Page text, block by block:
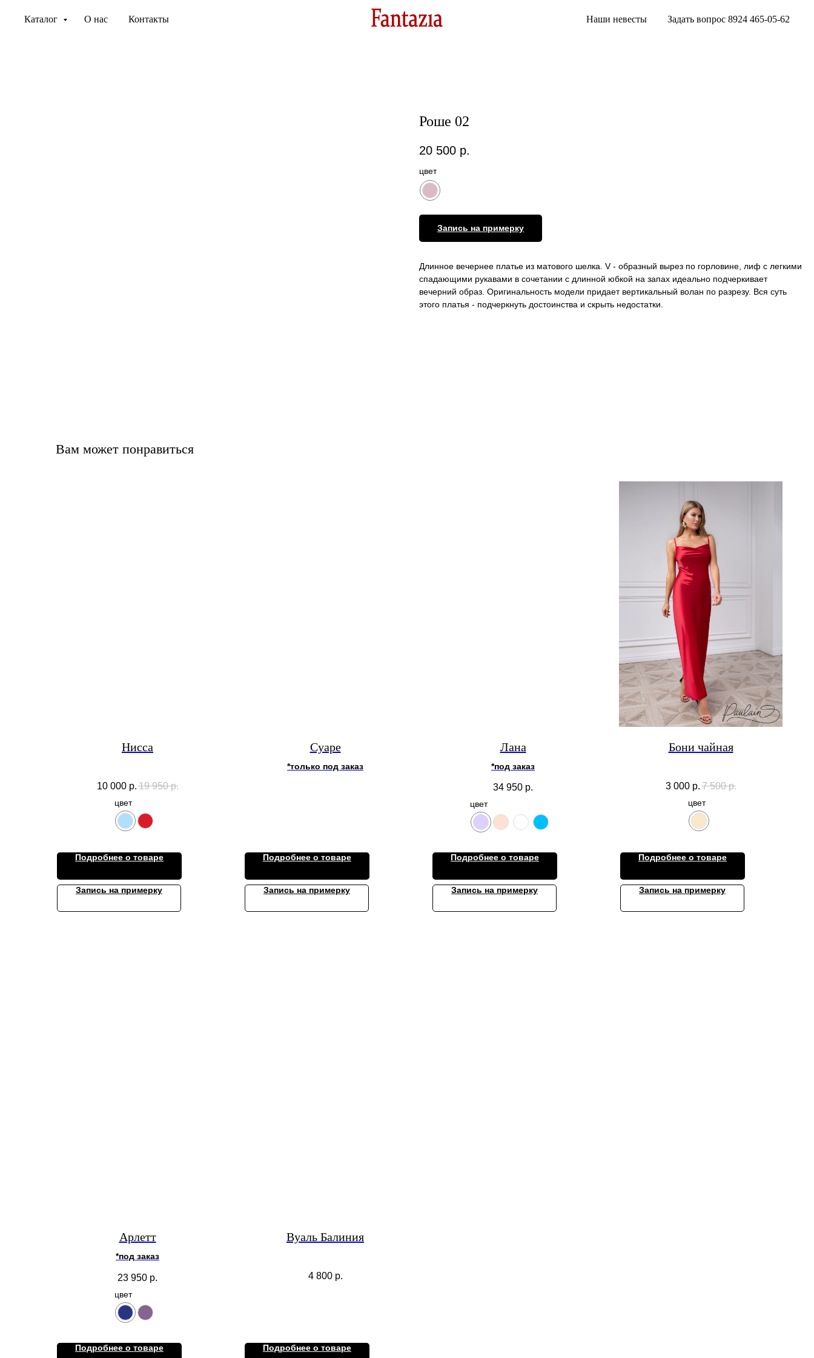
Каталог О нас Контакты Наши невесты Задать вопрос 8924 465-05-62
Роше 02
20 500 р.
цвет
Запись на примерку
Длинное вечернее платье из матового шелка. V - образный вырез по горловине, лиф с легкими
спадающими рукавами в сочетании с длинной юбкой на запах идеально подчеркивает
вечерний образ. Оригинальность модели придает вертикальный волан по разрезу. Вся суть
этого платья - подчеркнуть достоинства и скрыть недостатки.
Вам может понравиться
Нисса
10 000 р. 19 950 р.
цвет
Подробнее о товаре
Запись на примерку
Суаре
*только под заказ
Подробнее о товаре
Запись на примерку
Лана
*под заказ
34 950 р.
цвет
Подробнее о товаре
Запись на примерку
Бони чайная
3 000 р. 7 500 р.
цвет
Подробнее о товаре
Запись на примерку
Арлетт
*под заказ
23 950 р.
цвет
Подробнее о товаре
Вуаль Балиния
4 800 р.
Подробнее о товаре